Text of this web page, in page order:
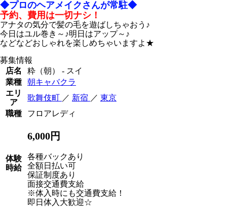
◆プロのヘアメイクさんが常駐◆
予約、費用は一切ナシ！
アナタの気分で髪の毛を遊ばしちゃおう♪
今日はユル巻き～♪明日はアップ～♪
などなどおしゃれを楽しめちゃいますよ★
募集情報
店名
粋（朝） - スイ
業種
朝キャバクラ
エリ
ア
歌舞伎町 ／ 新宿 ／ 東京
職種
フロアレディ
体験
時給
6,000円
各種バックあり
全額日払い可
保証制度あり
面接交通費支給
※体入時にも交通費支給！
即日体入大歓迎☆